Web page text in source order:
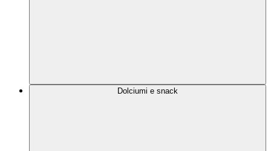
Dolciumi e snack